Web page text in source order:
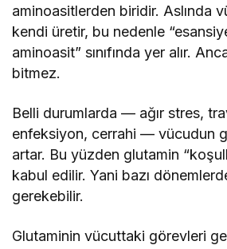
aminoasitlerden biridir. Aslında
kendi üretir, bu nedenle
aminoasit” sınıfında yer alır.
bitmez.
Belli durumlarda — ağır stres,
enfeksiyon, cerrahi — vücudun
artar. Bu yüzden glutamin
kabul edilir. Yani bazı
gerekebilir.
Glutaminin vücuttaki görevleri